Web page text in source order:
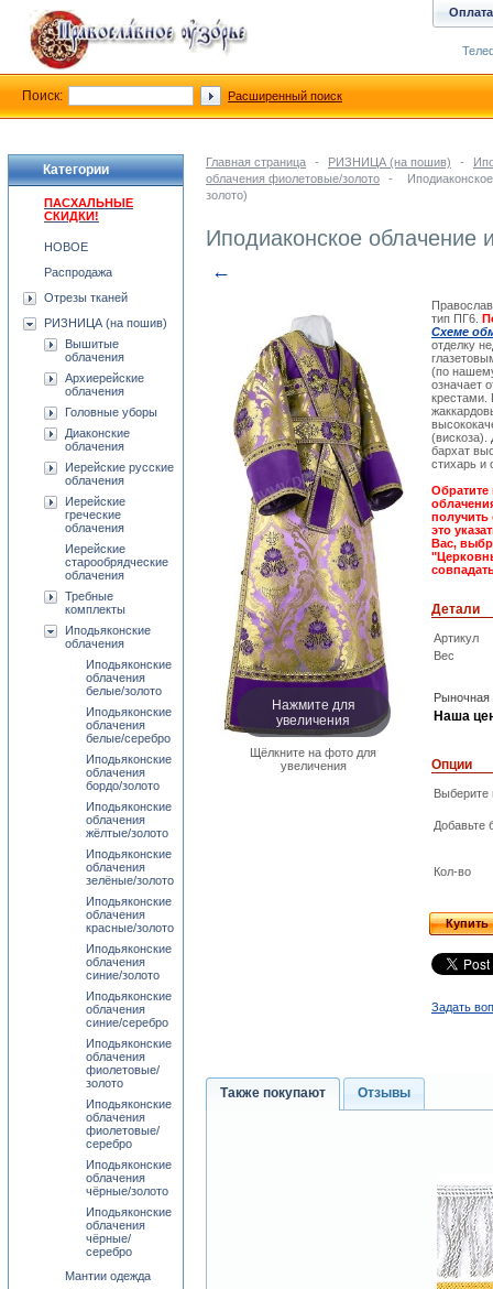
Главная страница - РИЗНИЦА (на пошив) -
облачения фиолетовые/золото
-
золото)
Иподиаконское облачение
←
Нажмите для
увеличения
Щёлкните на фото для
увеличения
тип ПГ6.
Схеме
отделку
(по
означает
крестами.
(вискоза).
бархат
стихарь и
Обратите
это
Вас,
Детали
Артикул
Вес
Рыночная
Наша
Опции
Выберите
Добавьте
Кол-во
Купить
Задать
Также покупают Отзывы
Категории
ПАСХАЛЬНЫЕ
СКИДКИ!
НОВОЕ
Распродажа
Отрезы тканей
РИЗНИЦА (на пошив)
Вышитые
облачения
Архиерейские
облачения
Головные уборы
Диаконские
облачения
Иерейские русские
облачения
Иерейские
греческие
облачения
Иерейские
старообрядческие
облачения
Требные
комплекты
Иподьяконские
облачения
Иподьяконские
облачения
белые/золото
Иподьяконские
облачения
белые/серебро
Иподьяконские
облачения
бордо/золото
Иподьяконские
облачения
жёлтые/золото
Иподьяконские
облачения
зелёные/золото
Иподьяконские
облачения
красные/золото
Иподьяконские
облачения
синие/золото
Иподьяконские
облачения
синие/серебро
Иподьяконские
облачения
фиолетовые/
золото
Иподьяконские
облачения
фиолетовые/
серебро
Иподьяконские
облачения
чёрные/золото
Иподьяконские
облачения
чёрные/
серебро
Мантии одежда
Оплата
Поиск: Расширенный поиск